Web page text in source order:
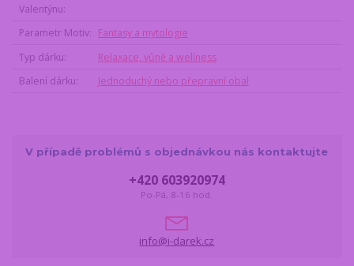
Valentýnu
Parametr Motiv
Fantasy a mytologie
Typ dárku
Relaxace, vůně a wellness
Balení dárku
Jednoduchý nebo přepravní obal
V případě problémů s objednávkou nás kontaktujte
+420 603920974
Po-Pá, 8-16 hod.
info@i-darek.cz